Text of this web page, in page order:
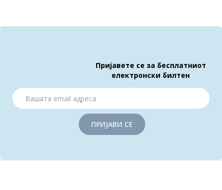
Пријавете се за бесплатниот
електронски билтен
ПРИЈАВИ СЕ